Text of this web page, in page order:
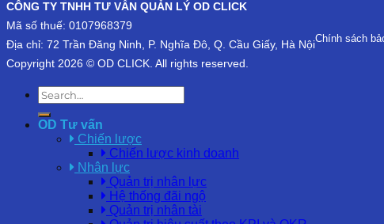
CÔNG TY TNHH TƯ VẤN QUẢN LÝ OD CLICK
Mã số thuế: 0107968379
Địa chỉ: 72 Trần Đăng Ninh, P. Nghĩa Đô, Q. Cầu Giấy, Hà Nội
Copyright 2026 © OD CLICK. All rights reserved.
Chính sách
OD Tư vấn
Chiến lược
Chiến lược kinh doanh
Nhân lực
Quản trị nhân lực
Hệ thống đãi ngộ
Quản trị nhân tài